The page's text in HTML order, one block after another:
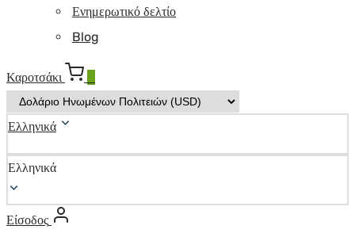
Ενημερωτικό δελτίο
Blog
Καροτσάκι
Ελληνικά
Ελληνικά
Είσοδος